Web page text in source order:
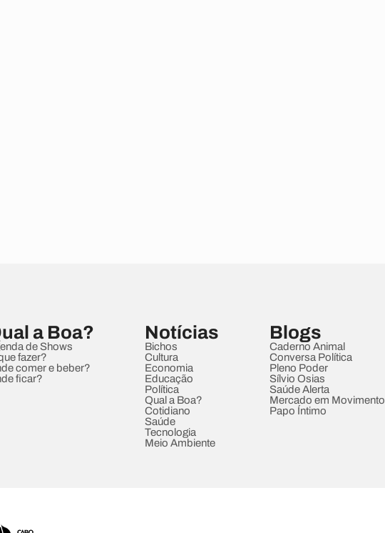
a Boa?
de Shows
fazer?
comer e beber?
ficar?
Notícias
Bichos
Cultura
Economia
Educação
Política
Qual a Boa?
Cotidiano
Saúde
Tecnologia
Meio Ambiente
Blogs
Caderno Animal
Conversa Política
Pleno Poder
Sílvio Osias
Saúde Alerta
Mercado em Movimento
Papo Íntimo